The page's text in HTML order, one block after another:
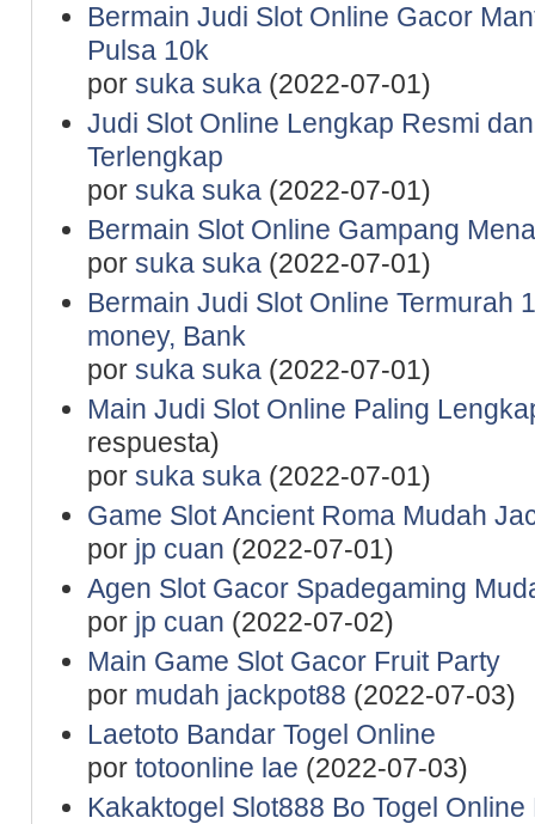
Bermain Judi Slot Online Gacor
Pulsa 10k
por suka suka(2022-07-01)
Judi Slot Online Lengkap Resmi
Terlengkap
por suka suka(2022-07-01)
Bermain Slot Online Gampang
por suka suka(2022-07-01)
Bermain Judi Slot Online Termurah
money, Bank
por suka suka(2022-07-01)
Main Judi Slot Online Paling
respuesta)
por suka suka(2022-07-01)
Game Slot Ancient Roma Mudah
por jp cuan (2022-07-01)
Agen Slot Gacor Spadegaming
por jp cuan (2022-07-02)
Main Game Slot Gacor Fruit Party
por mudah jackpot88 (2022-07-03)
Laetoto Bandar Togel Online
por totoonline lae (2022-07-03)
Kakaktogel Slot888 Bo Togel